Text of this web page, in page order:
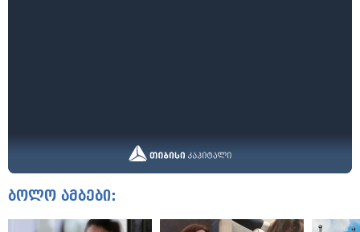
ბოლო ამბები: